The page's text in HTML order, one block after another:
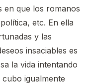
en que los romanos
etc. En ella
y las
insaciables es
la vida intentando
igualmente